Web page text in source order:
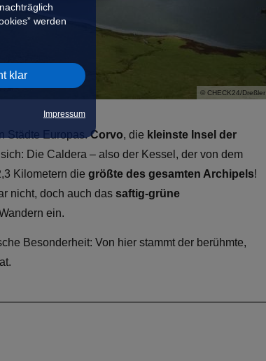
werden
klar
Impressum
© CHECK24/Dreßler
Städte Europas.Corvo, die kleinste Insel der
Die Caldera – also der Kessel, der von dem
Kilometern die größte des gesamten Archipels!
nicht, doch auch das saftig-grüne
ein.
Besonderheit: Von hier stammt der berühmte,